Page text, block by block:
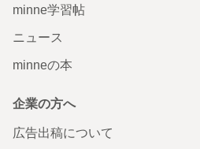
minne学習帖
ニュース
minneの本
企業の方へ
広告出稿について